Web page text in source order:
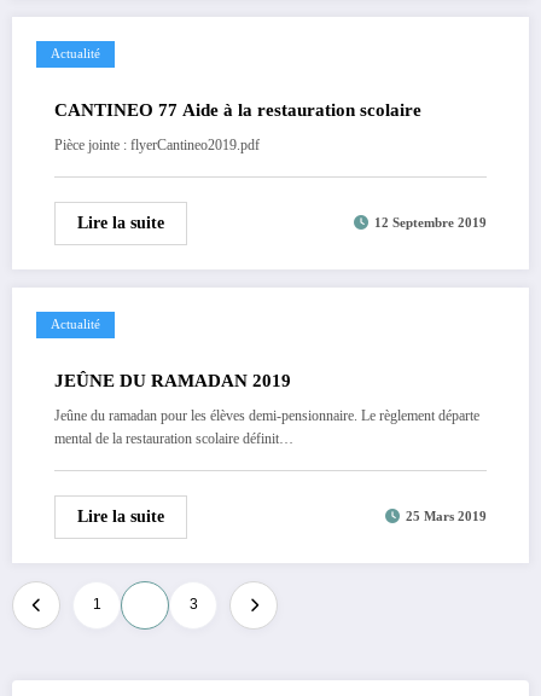
Actualité
CANTINEO 77 Aide à la restauration scolaire
Pièce jointe : flyerCantineo2019.pdf
Lire la suite 12 Septembre 2019
Actualité
JEÛNE DU RAMADAN 2019
Jeûne du ramadan pour les élèves demi-pensionnaire. Le règlement départe
mental de la restauration scolaire définit…
Lire la suite 25 Mars 2019
Pagination
des
publications
1 3